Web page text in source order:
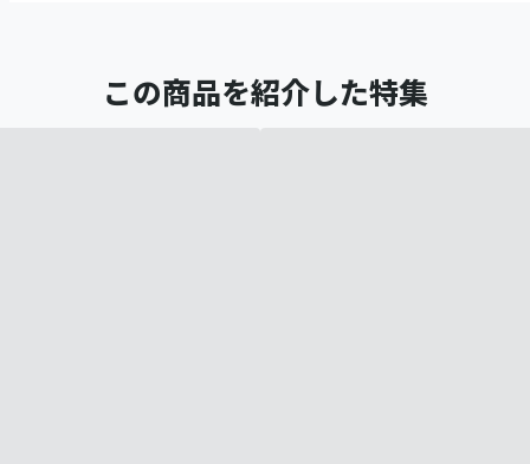
この商品を紹介した特集